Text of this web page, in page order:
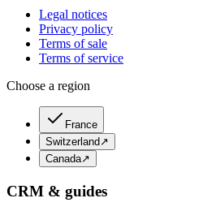
Legal notices
Privacy policy
Terms of sale
Terms of service
Choose a region
France
Switzerland ↗
Canada↗
CRM & guides